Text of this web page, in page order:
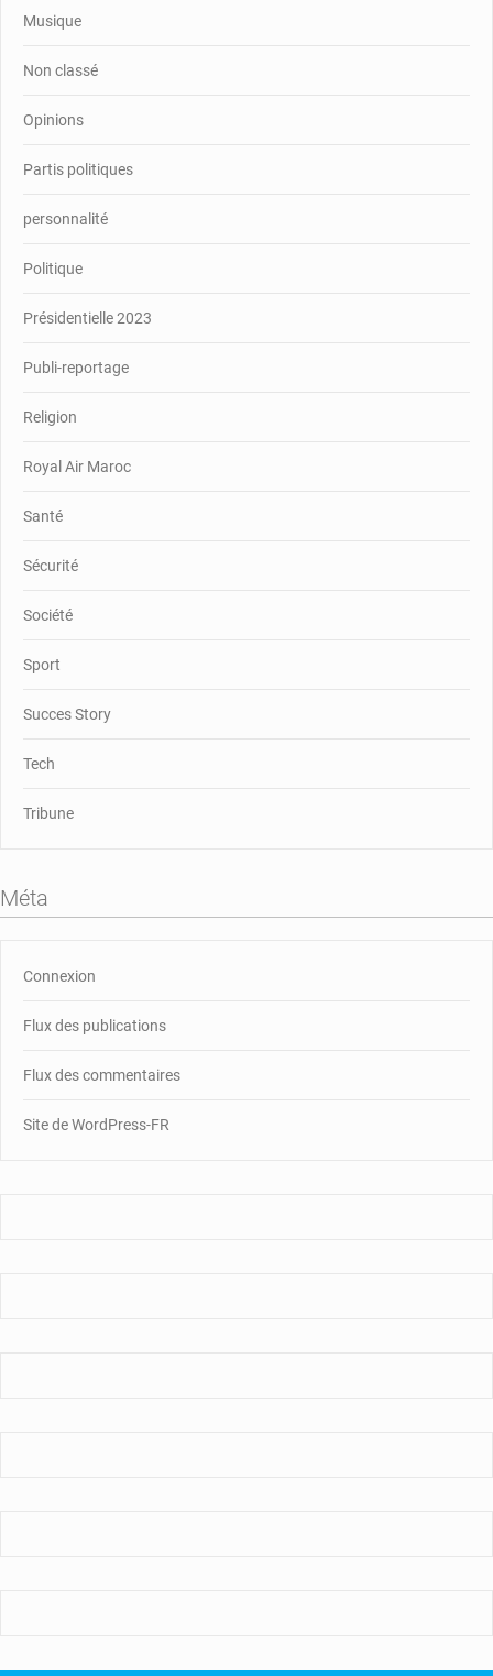
Musique
Non classé
Opinions
Partis politiques
personnalité
Politique
Présidentielle 2023
Publi-reportage
Religion
Royal Air Maroc
Santé
Sécurité
Société
Sport
Succes Story
Tech
Tribune
Méta
Connexion
Flux des publications
Flux des commentaires
Site de WordPress-FR